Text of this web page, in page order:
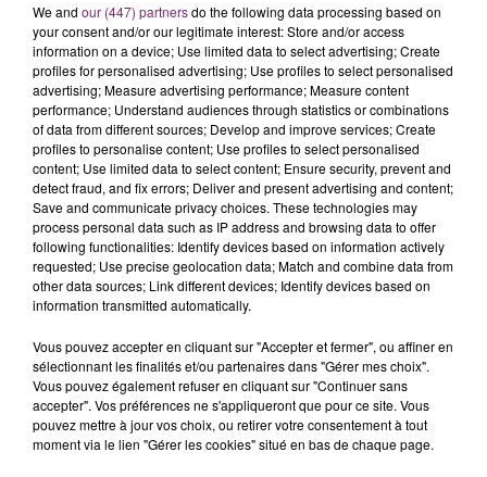
La Bulle - Guinguette éphémère
de Frelinghien !
We and our (447) partnersdo the following data processing based on
your consent and/or our legitimate interest: Store and/or access
information on a device; Use limited data to select advertising; Create
profiles for personalised advertising; Use profiles to select personalised
advertising; Measure advertising performance; Measure content
performance; Understand audiences through statistics or combinations
of data from different sources; Develop and improve services; Create
profiles to personalise content; Use profiles to select personalised
content; Use limited data to select content; Ensure security, prevent and
detect fraud, and fix errors; Deliver and present advertising and content;
Save and communicate privacy choices. These technologies may
process personal data such as IP address and browsing data to offer
following functionalities: Identify devices based on information actively
requested; Use precise geolocation data; Match and combine data from
other data sources; Link different devices; Identify devices based on
information transmitted automatically.
Vous pouvez accepter en cliquant sur "Accepter et fermer", ou affiner en
sélectionnant les finalités et/ou partenaires dans "Gérer mes choix".
Vous pouvez également refuser en cliquant sur "Continuer sans
accepter". Vos préférences ne s'appliqueront que pour ce site. Vous
pouvez mettre à jour vos choix, ou retirer votre consentement à tout
moment via le lien "Gérer les cookies" situé en bas de chaque page.